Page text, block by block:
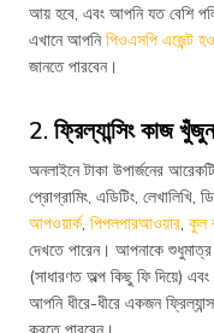
আয় হবে, এবং আপনি যত বেশি
এখানে আপনিপিওএসপি এজেন্ট
জানতে পারবেন।
2. ফ্রিল্যান্সিং কাজ খুঁজুন
অনলাইনে টাকা উপার্জনের
প্রোগ্রামিং, এডিটিং, লেখালিখি,
আপওয়ার্ক, পিপলপারআওয়ার, কুল
দেখতে পারেন। আপনাকে শুধুমাত্র
(সাধারণত অল্প কিছু ফি দিয়ে)
আপনি ধীরে-ধীরে একজন